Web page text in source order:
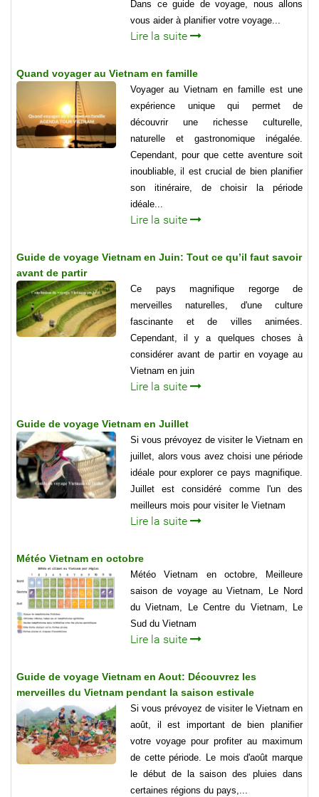
Dans ce guide de voyage, nous allons
vous aider à planifier votre voyage...
Lire la suite
Quand voyager au Vietnam en famille
Voyager au Vietnam en famille est une
expérience unique qui permet de
découvrir une richesse culturelle,
naturelle et gastronomique inégalée.
Cependant, pour que cette aventure soit
inoubliable, il est crucial de bien planifier
son itinéraire, de choisir la période
idéale...
Lire la suite
Guide de voyage Vietnam en Juin: Tout ce qu’il faut savoir
avant de partir
Ce pays magnifique regorge de
merveilles naturelles, d'une culture
fascinante et de villes animées.
Cependant, il y a quelques choses à
considérer avant de partir en voyage au
Vietnam en juin
Lire la suite
Guide de voyage Vietnam en Juillet
Si vous prévoyez de visiter le Vietnam en
juillet, alors vous avez choisi une période
idéale pour explorer ce pays magnifique.
Juillet est considéré comme l'un des
meilleurs mois pour visiter le Vietnam
Lire la suite
Météo Vietnam en octobre
Météo Vietnam en octobre, Meilleure
saison de voyage au Vietnam, Le Nord
du Vietnam, Le Centre du Vietnam, Le
Sud du Vietnam
Lire la suite
Guide de voyage Vietnam en Aout: Découvrez les
merveilles du Vietnam pendant la saison estivale
Si vous prévoyez de visiter le Vietnam en
août, il est important de bien planifier
votre voyage pour profiter au maximum
de cette période. Le mois d'août marque
le début de la saison des pluies dans
certaines régions du pays,...